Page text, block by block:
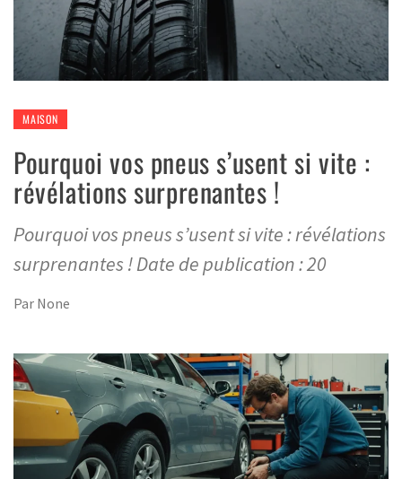
MAISON
Pourquoi vos pneus s’usent si vite :
révélations surprenantes !
Pourquoi vos pneus s’usent si vite : révélations
surprenantes ! Date de publication : 20
Par None